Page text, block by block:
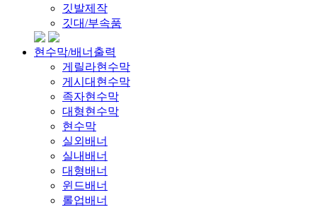
깃발제작
깃대/부속품
현수막/배너출력
게릴라현수막
게시대현수막
족자현수막
대형현수막
현수막
실외배너
실내배너
대형배너
윈드배너
롤업배너